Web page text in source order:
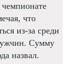
что
из-за среди
Сумму
назвал.